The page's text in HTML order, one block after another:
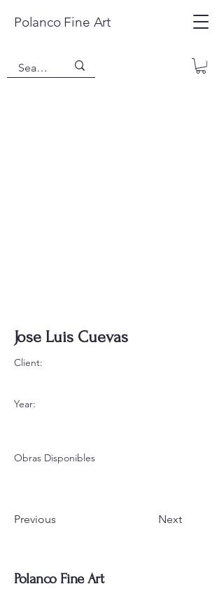
Polanco Fine Art
Jose Luis Cuevas
Client:
Year:
Obras Disponibles
Previous Next
Polanco Fine Art